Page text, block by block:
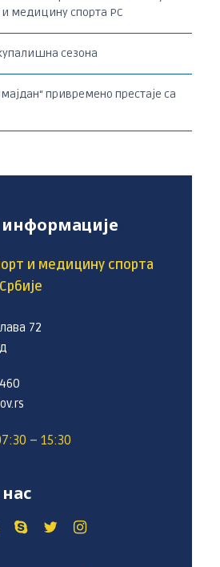
и медицину спорта РС
сезона
привремено престаје са
и медицину спорта
72
– 15:30